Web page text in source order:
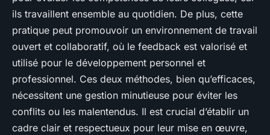
ils travaillent ensemble au quotidien. De plus, cette
pratique peut promouvoir un environnement de travail
ouvert et collaboratif, où le feedback est valorisé et
utilisé pour le développement personnel et
professionnel. Ces deux méthodes, bien qu’efficaces,
nécessitent une gestion minutieuse pour éviter les
conflits ou les malentendus. Il est crucial d’établir un
cadre clair et respectueux pour leur mise en œuvre,